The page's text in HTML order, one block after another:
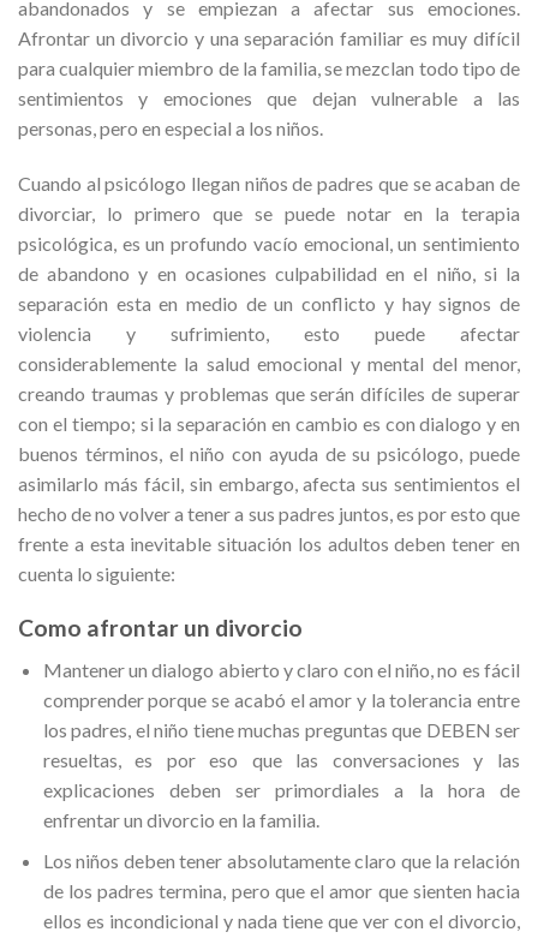
abandonados y se empiezan a afectar sus emociones.
Afrontar un divorcio y una separación familiar es muy difícil
para cualquier miembro de la familia, se mezclan todo tipo de
sentimientos y emociones que dejan vulnerable a las
personas, pero en especial a los niños.
Cuando al psicólogo llegan niños de padres que se acaban de
divorciar, lo primero que se puede notar en la terapia
psicológica, es un profundo vacío emocional, un sentimiento
de abandono y en ocasiones culpabilidad en el niño, si la
separación esta en medio de un conflicto y hay signos de
violencia y sufrimiento, esto puede afectar
considerablemente la salud emocional y mental del menor,
creando traumas y problemas que serán difíciles de superar
con el tiempo; si la separación en cambio es con dialogo y en
buenos términos, el niño con ayuda de su psicólogo, puede
asimilarlo más fácil, sin embargo, afecta sus sentimientos el
hecho de no volver a tener a sus padres juntos, es por esto que
frente a esta inevitable situación los adultos deben tener en
cuenta lo siguiente:
Como afrontar un divorcio
Mantener un dialogo abierto y claro con el niño, no es fácil
comprender porque se acabó el amor y la tolerancia entre
los padres, el niño tiene muchas preguntas que DEBEN ser
resueltas, es por eso que las conversaciones y las
explicaciones deben ser primordiales a la hora de
enfrentar un divorcio en la familia.
Los niños deben tener absolutamente claro que la relación
de los padres termina, pero que el amor que sienten hacia
ellos es incondicional y nada tiene que ver con el divorcio,